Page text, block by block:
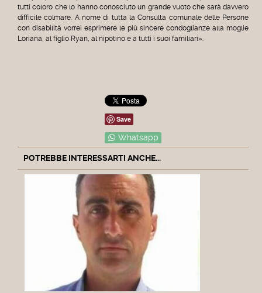
tutti coloro che lo hanno conosciuto un grande vuoto che sarà davvero
difficile colmare. A nome di tutta la Consulta comunale delle Persone
con disabilità vorrei esprimere le più sincere condoglianze alla moglie
Loriana, al figlio Ryan, al nipotino e a tutti i suoi familiari».
Save
Whatsapp
POTREBBE INTERESSARTI ANCHE...